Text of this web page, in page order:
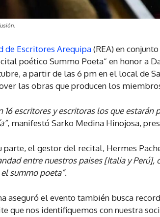
de Escritores Arequipa(REA) en
poético Summo Poeta“ en honor a
a partir de las 6 pm en el local de
las obras que producen los
16 escritores y escritoras los que
, manifestó Sarko Medina Hinojosa,
parte, el gestor del recital, Hermes
entre nuestros paises [Italia y
summo poeta”.
aseguró el evento también busca
que nos identifiquemos con nuestra